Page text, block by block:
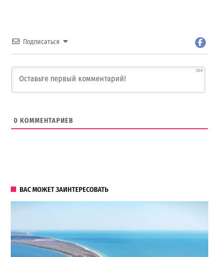
Подписаться
500
0 КОММЕНТАРИЕВ
ВАС МОЖЕТ ЗАИНТЕРЕСОВАТЬ